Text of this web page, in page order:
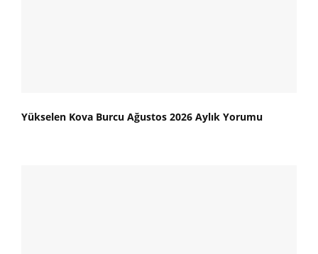
Yükselen Kova Burcu Ağustos 2026 Aylık Yorumu